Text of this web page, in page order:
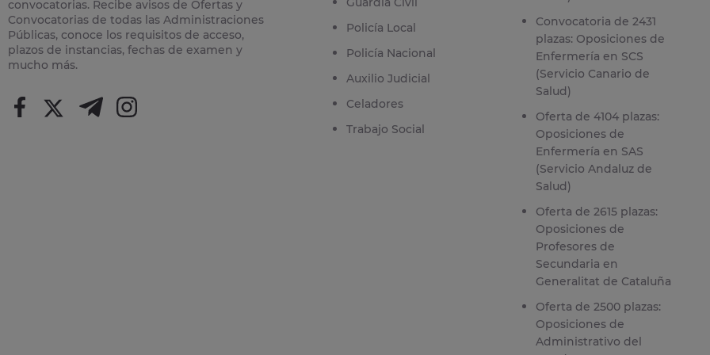
convocatorias. Recibe avisos de Ofertas y
Convocatorias de todas las Administraciones
Públicas, conoce los requisitos de acceso,
plazos de instancias, fechas de examen y
mucho más.
Policía Local
Policía Nacional
Auxilio Judicial
Celadores
Trabajo Social
Convocatoria de 2431
plazas: Oposiciones de
Enfermería en SCS
(Servicio Canario de
Salud)
Oferta de 4104 plazas:
Oposiciones de
Enfermería en SAS
(Servicio Andaluz de
Salud)
Oferta de 2615 plazas:
Oposiciones de
Profesores de
Secundaria en
Generalitat de Cataluña
Oferta de 2500 plazas:
Oposiciones de
Administrativo del